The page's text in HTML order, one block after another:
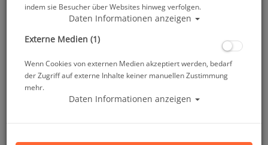
Waterproof Skin - Rashguard Overall - Herren -
indem sie Besucher über Websites hinweg verfolgen.
Daten Informationen anzeigen
Externe Medien (1)
Wenn Cookies von externen Medien akzeptiert werden, bedarf
der Zugriff auf externe Inhalte keiner manuellen Zustimmung
mehr.
Daten Informationen anzeigen